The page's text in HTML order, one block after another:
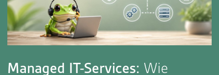
Managed IT-Services: Wie